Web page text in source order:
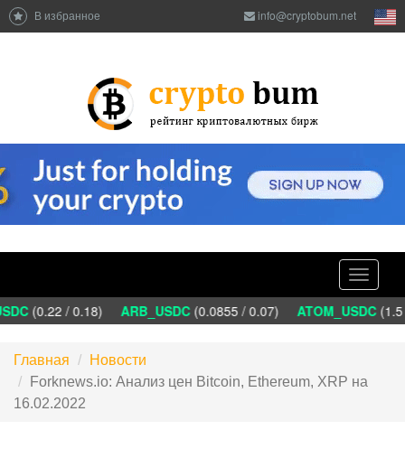
В избранное info@cryptobum.net
Toggle
(0.22 / 0.18) ARB_USDC(0.0855 / 0.07) ATOM_USDC(1.5
Главная
Новости
Forknews.io: Анализ цен Bitcoin, Ethereum, XRP на
16.02.2022